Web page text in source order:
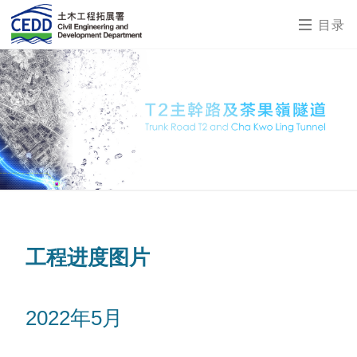
目录
工程进度图片
2022年5月